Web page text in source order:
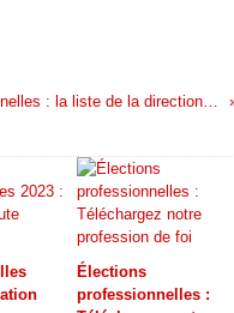
Élections professionnelles : la liste de la direction est affichée
Élections
professionnelles :